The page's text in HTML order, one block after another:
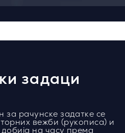
задаци
за рачунске задатке се
вежби (рукописа) и
на часу према